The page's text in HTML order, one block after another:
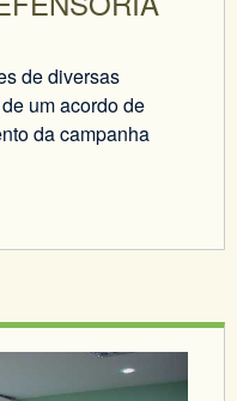
de diversas
um acordo de
da campanha